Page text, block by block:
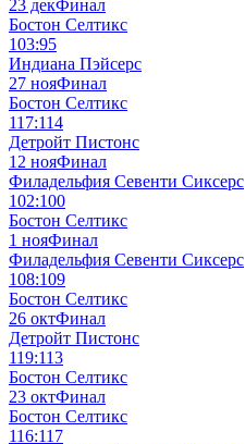
23 декФинал
Бостон Селтикс
103:95
Индиана Пэйсерс
27 нояФинал
Бостон Селтикс
117:114
Детройт Пистонс
12 нояФинал
Филадельфия Севенти Сиксерс
102:100
Бостон Селтикс
1 нояФинал
Филадельфия Севенти Сиксерс
108:109
Бостон Селтикс
26 октФинал
Детройт Пистонс
119:113
Бостон Селтикс
23 октФинал
Бостон Селтикс
116:117